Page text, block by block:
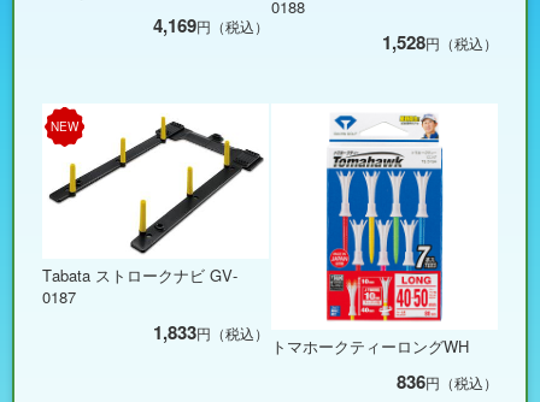
4,169円（税込）
0188
1,528円（税込）
NEW
Tabata ストロークナビ GV-
0187
1,833円（税込）
トマホークティーロングWH
836円（税込）